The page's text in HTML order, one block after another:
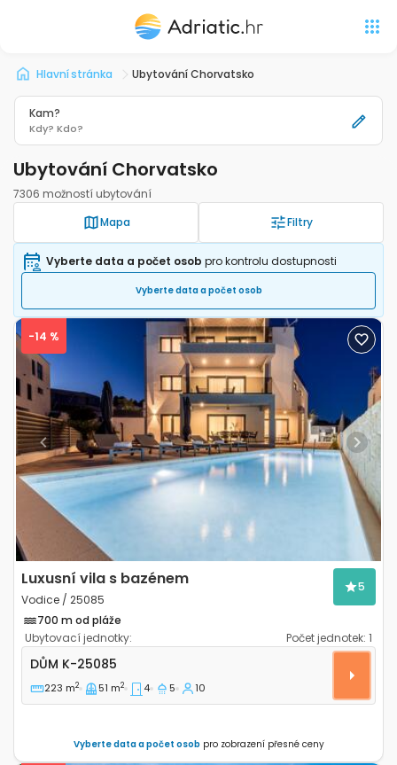
Hlavní stránka Ubytování Chorvatsko
Kam?
Kdy? Kdo?
Ubytování Chorvatsko
7306 možností ubytování
Mapa
Filtry
Vyberte data a počet osob pro kontrolu dostupnosti
Vyberte data a počet osob
Previous Next
-14 %
Luxusní vila s bazénem
Vodice / 25085
5
700 m od pláže
Ubytovací jednotky:
Počet jednotek: 1
Čtyřpokojový dům Vodice K-25085
DŮM K-25085
223 m2 51 m2 4 5 10
Vyberte data a počet osob pro zobrazení přesné ceny